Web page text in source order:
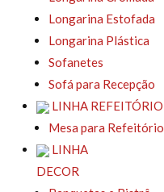
Longarina Estofada
Longarina Plástica
Sofanetes
Sofá para Recepção
LINHA REFEITÓRIO
Mesa para Refeitório
LINHA
DECOR